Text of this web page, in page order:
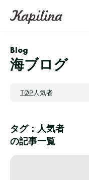
Blog
海ブログ
TOP人気者
タグ：人気者
の記事一覧